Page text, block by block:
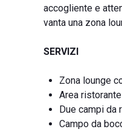
accogliente e
vanta una zona
SERVIZI
Zona lounge
Area ristorante
Due campi da
Campo da